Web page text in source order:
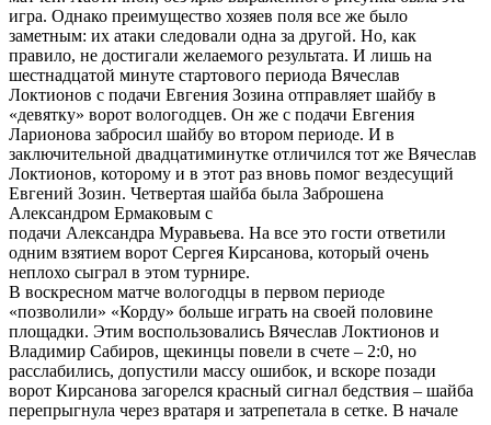
игра. Однако преимущество хозяев поля все же было
заметным: их атаки следовали одна за другой. Но, как
правило, не достигали желаемого результата. И лишь на
шестнадцатой минуте стартового периода Вячеслав
Локтионов с подачи Евгения Зозина отправляет шайбу в
«девятку» ворот вологодцев. Он же с подачи Евгения
Ларионова забросил шайбу во втором периоде. И в
заключительной двадцатиминутке отличился тот же Вячеслав
Локтионов, которому и в этот раз вновь помог вездесущий
Евгений Зозин. Четвертая шайба была Заброшена
Александром Ермаковым с
подачи Александра Муравьева. На все это гости ответили
одним взятием ворот Сергея Кирсанова, который очень
неплохо сыграл в этом турнире.
В воскресном матче вологодцы в первом периоде
«позволили» «Корду» больше играть на своей половине
площадки. Этим воспользовались Вячеслав Локтионов и
Владимир Сабиров, щекинцы повели в счете – 2:0, но
расслабились, допустили массу ошибок, и вскоре позади
ворот Кирсанова загорелся красный сигнал бедствия – шайба
перепрыгнула через вратаря и затрепетала в сетке. В начале